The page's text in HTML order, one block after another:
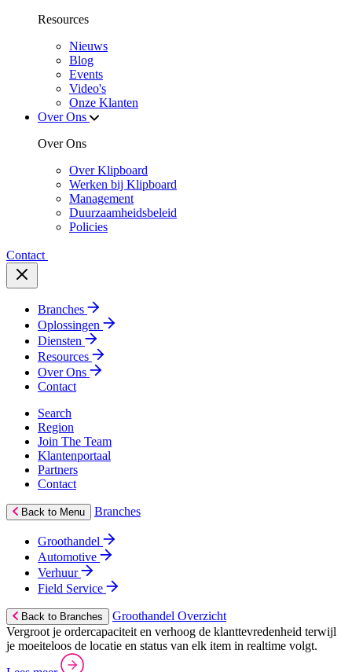
Resources
Nieuws
Blog
Events
Video's
Onze Klanten
Over Ons
Over Ons
Over Klipboard
Werken bij Klipboard
Management
Duurzaamheidsbeleid
Policies
Contact
Branches
Oplossingen
Diensten
Resources
Over Ons
Contact
Search
Region
Join The Team
Klantenportaal
Partners
Contact
Back to Menu Branches
Groothandel
Automotive
Verhuur
Field Service
Back to Branches
Groothandel Overzicht
Vergroot je ordercapaciteit en verhoog de klanttevredenheid terwijl
je moeiteloos de locatie en status van elk item in realtime volgt.